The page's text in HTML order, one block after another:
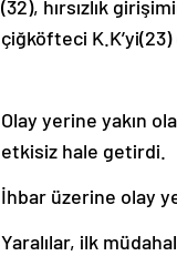
(32), hırsızlık
çiğköfteci K.K’yi(23)
Olay yerine yakın
etkisiz hale getirdi.
İhbar üzerine olay
Yaralılar, ilk